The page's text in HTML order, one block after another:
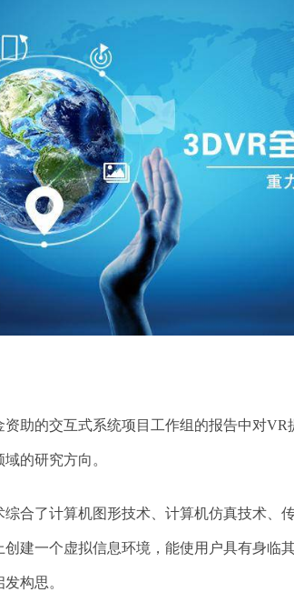
资助的交互式系统项目工作组的报告中对
域的研究方向。
合了计算机图形技术、计算机仿真技术、
建一个虚拟信息环境，能使用户具有身临
发构思。